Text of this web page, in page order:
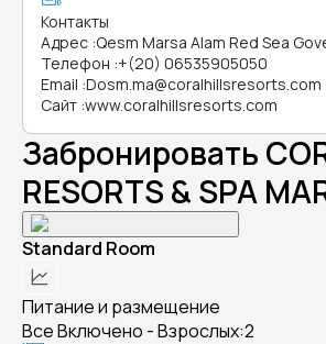
Контакты
Адрес :Qesm Marsa Alam Red Sea
Телефон :+(20) 06535905050
Email :Dosm.ma@coralhillsresorts.com
Сайт :www.coralhillsresorts.com
Забронировать
RESORTS & SPA
Standard Room
Питание и размещение
Все Включено - Взрослых:2